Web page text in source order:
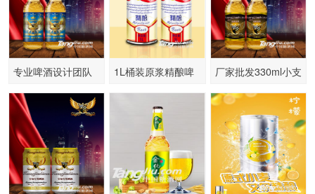
专业啤酒设计团队
私人打造专属啤酒
1L桶装原浆精酿啤
酒2596精酿
厂家批发330ml小支
啤酒 白瓶中端饭店
啤酒供应